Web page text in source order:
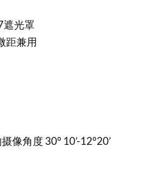
遮光罩
距兼用
像角度 30° 10’-12°20’